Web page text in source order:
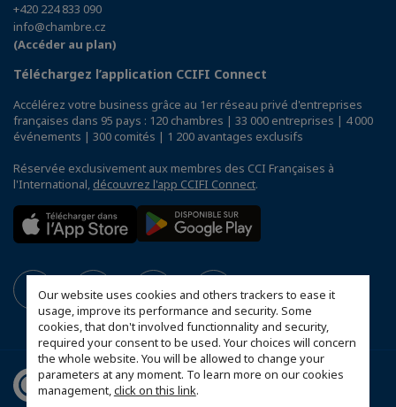
Our website uses cookies and others trackers to ease it
usage, improve its performance and security. Some
cookies, that don't involved functionnality and security,
required your consent to be used. Your choices will concern
the whole website. You will be allowed to change your
parameters at any moment. To learn more on our cookies
management,click on this link.
+420 224 833 090
info@chambre.cz
(Accéder au plan)
Téléchargez l’application CCIFI Connect
Accélérez votre business grâce au 1er réseau privé d'entreprises
françaises dans 95 pays : 120 chambres | 33 000 entreprises | 4 000
événements | 300 comités | 1 200 avantages exclusifs
Réservée exclusivement aux membres des CCI Françaises à
l'International, découvrez l'app CCIFI Connect.